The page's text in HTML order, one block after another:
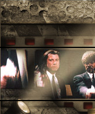
Hyppää pääsisältöön